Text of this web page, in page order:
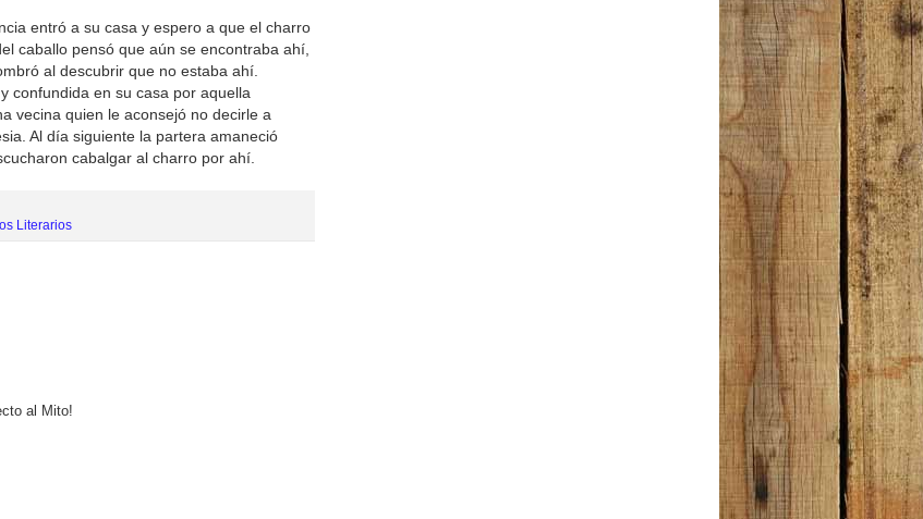
entró a su casa y espero a que el charro
caballo pensó que aún se encontraba ahí,
al descubrir que no estaba ahí.
confundida en su casa por aquella
vecina quien le aconsejó no decirle a
Al día siguiente la partera amaneció
cabalgar al charro por ahí.
Literarios
al Mito!